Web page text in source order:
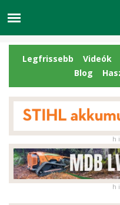
Legfrissebb Videók
Blog
h
h